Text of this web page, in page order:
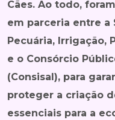
Cães. Ao todo,
em parceria entre a
Pecuária, Irrigação,
e o Consórcio
(Consisal), para
proteger a criação
essenciais para a